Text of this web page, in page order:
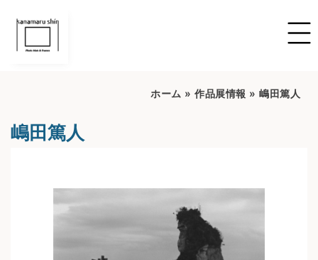
ホーム » 作品展情報 » 嶋田篤人
嶋田篤人